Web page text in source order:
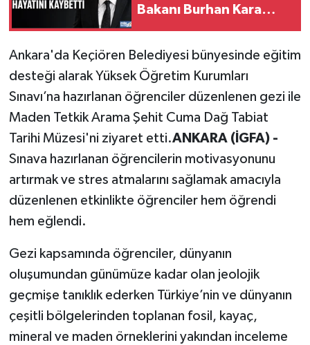
Bakanı Burhan Kara
Ankara'da Keçiören Belediyesi bünyesinde eğitim
desteği alarak Yüksek Öğretim Kurumları
Sınavı’na hazırlanan öğrenciler düzenlenen gezi ile
Maden Tetkik Arama Şehit Cuma Dağ Tabiat
Tarihi Müzesi'ni ziyaret etti.ANKARA (İGFA) -
Sınava hazırlanan öğrencilerin motivasyonunu
artırmak ve stres atmalarını sağlamak amacıyla
düzenlenen etkinlikte öğrenciler hem öğrendi
hem eğlendi.
Gezi kapsamında öğrenciler, dünyanın
oluşumundan günümüze kadar olan jeolojik
geçmişe tanıklık ederken Türkiye’nin ve dünyanın
çeşitli bölgelerinden toplanan fosil, kayaç,
mineral ve maden örneklerini yakından inceleme